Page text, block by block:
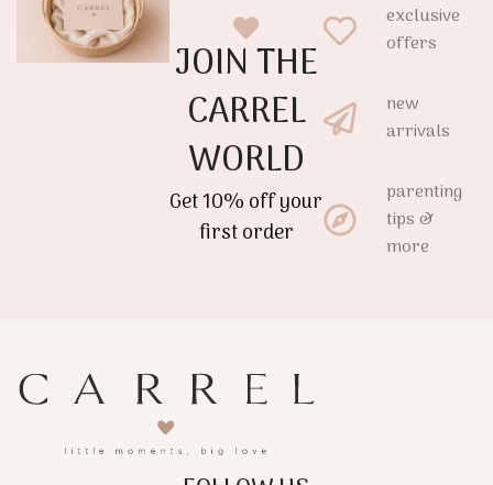
JOIN THE
CARREL
WORLD
Get 10% off your
first order
exclusive
offers
new
arrivals
parenting
tips &
more